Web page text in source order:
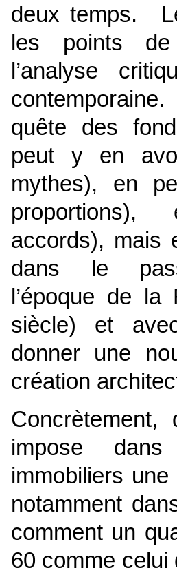
deux temps.
les points de
l’analyse
quête des
peut y en
mythes), en
accords), mais
dans le
l’époque de
siècle) et
donner une
création
impose
immobiliers
notamment
comment un
60 comme celui